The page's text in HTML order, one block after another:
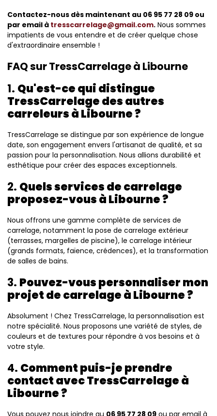
Contactez-nous dès maintenant au 06 95 77 28 09 ou
par email à tresscarrelage@gmail.com. Nous sommes
impatients de vous entendre et de créer quelque chose
d'extraordinaire ensemble !
FAQ sur TressCarrelage à Libourne
1. Qu'est-ce qui distingue
TressCarrelage des autres
carreleurs à Libourne ?
TressCarrelage se distingue par son expérience de longue
date, son engagement envers l'artisanat de qualité, et sa
passion pour la personnalisation. Nous allions durabilité et
esthétique pour créer des espaces exceptionnels.
2. Quels services de carrelage
proposez-vous à Libourne ?
Nous offrons une gamme complète de services de
carrelage, notamment la pose de carrelage extérieur
(terrasses, margelles de piscine), le carrelage intérieur
(grands formats, faïence, crédences), et la transformation
de salles de bains.
3. Pouvez-vous personnaliser mon
projet de carrelage à Libourne ?
Absolument ! Chez TressCarrelage, la personnalisation est
notre spécialité. Nous proposons une variété de styles, de
couleurs et de textures pour répondre à vos besoins et à
votre style.
4. Comment puis-je prendre
contact avec TressCarrelage à
Libourne ?
Vous pouvez nous joindre au 06 95 77 28 09 ou par email à